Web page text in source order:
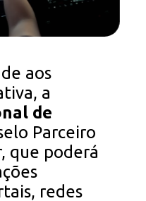
aos
a
de
Parceiro
que poderá
redes